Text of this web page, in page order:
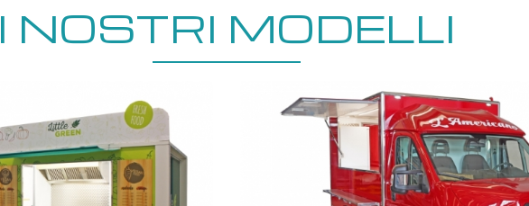
I NOSTRI MODELLI